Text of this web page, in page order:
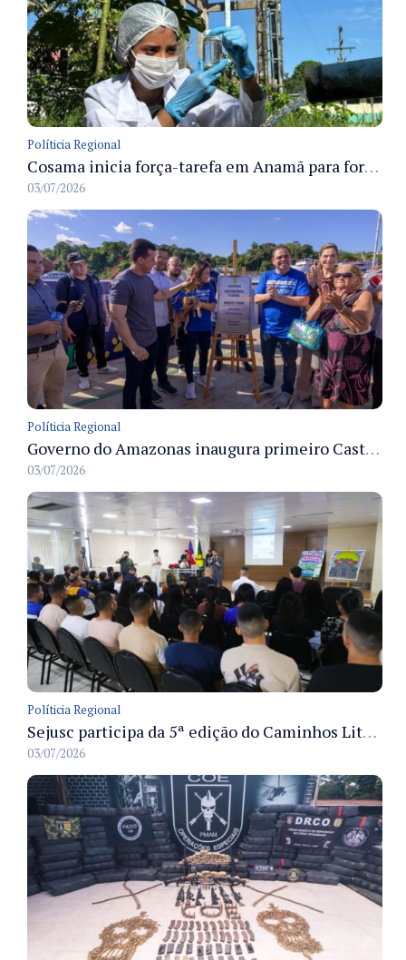
Políticia Regional
Cosama inicia força-tarefa em Anamã para fortalecer abastecimento de água e segurança hídrica da população
03/07/2026
Políticia Regional
Governo do Amazonas inaugura primeiro Castramóvel Fluvial para atendimento veterinário às comunidades ribeirinhas e castração gratuita
03/07/2026
Políticia Regional
Sejusc participa da 5ª edição do Caminhos Literários com foco na cultura hip-hop nas unidades socioeducativas
03/07/2026